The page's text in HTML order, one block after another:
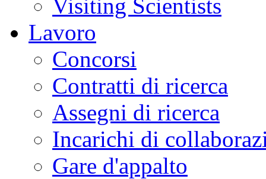
Visiting Scientists
Lavoro
Concorsi
Contratti di ricerca
Assegni di ricerca
Incarichi di
Gare d'appalto